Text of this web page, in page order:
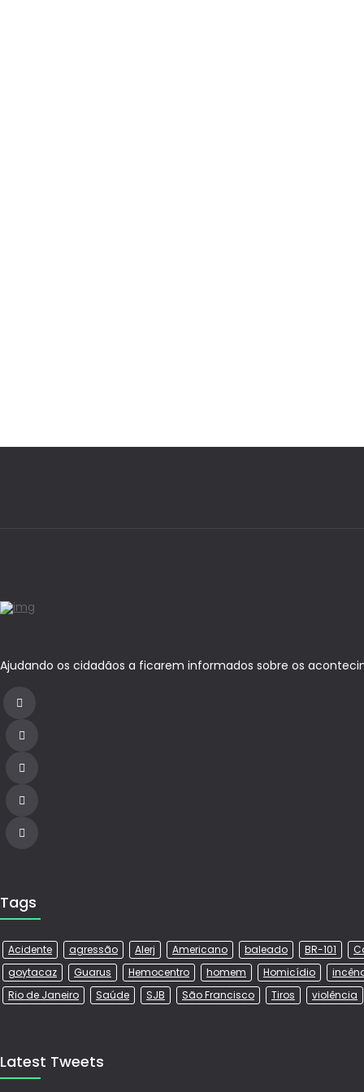
Ajudando os cidadãos a ficarem informados sobre os
Tags
Acidente agressão Alerj Americano baleado BR-101
goytacaz
Guarus Hemocentro homem Homicídio
Rio de Janeiro
Saúde SJB São Francisco Tiros violência
Latest Tweets